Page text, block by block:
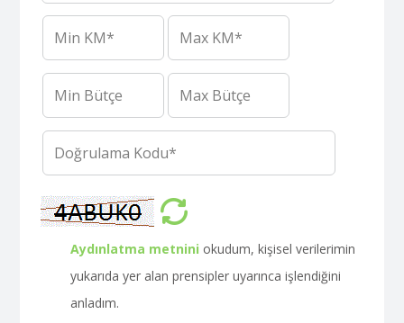
Aydınlatma metnini okudum, kişisel verilerimin
yukarıda yer alan prensipler uyarınca işlendiğini
anladım.